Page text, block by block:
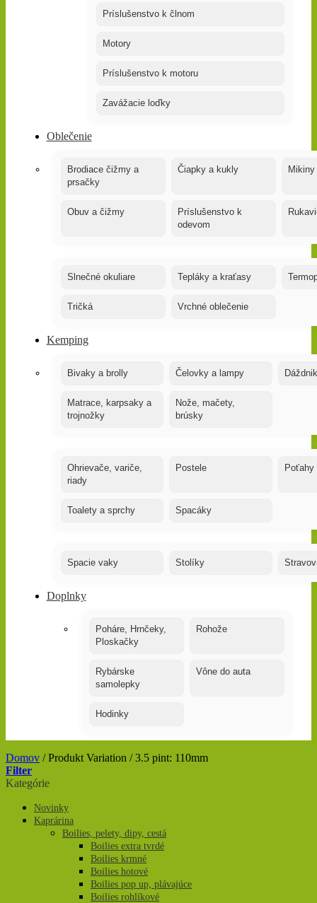
Príslušenstvo k člnom
Motory
Príslušenstvo k motoru
Zavážacie loďky
Oblečenie
Brodiace čižmy a
prsačky
Čiapky a kukly Mikiny
Obuv a čižmy
Príslušenstvo k
odevom
Slnečné okuliare Tepláky a kraťasy
Tričká Vrchné oblečenie
Kemping
Bivaky a brolly Čelovky a lampy
Matrace, karpsaky a
trojnožky
Nože, mačety,
brúsky
Ohrievače, variče,
riady
Postele Poťahy
Toalety a sprchy Spacáky
Spacie vaky Stolíky
Doplnky
Poháre, Hrnčeky,
Ploskačky
Rohože
Rybárske
samolepky
Vône do auta
Hodinky
Domov /Produkt Variation /3.5 pint: 110mm
Filter
Kategórie
Novinky
Kaprárina
Boilies, pelety, dipy, cestá
Boilies extra tvrdé
Boilies krmné
Boilies hotové
Boilies pop up, plávajúce
Boilies rohlíkové